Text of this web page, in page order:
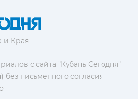
и Края
с сайта "Кубань Сегодня"
без письменного согласия